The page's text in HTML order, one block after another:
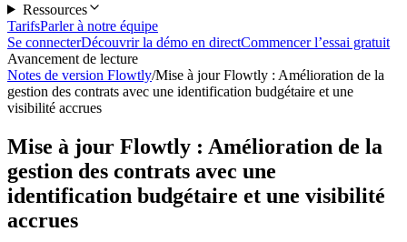
Ressources
TarifsParler à notre équipe
Se connecterDécouvrir la démo en directCommencer l’essai gratuit
Avancement de lecture
Notes de version Flowtly/Mise à jour Flowtly : Amélioration de la
gestion des contrats avec une identification budgétaire et une
visibilité accrues
Mise à jour Flowtly : Amélioration de la
gestion des contrats avec une
identification budgétaire et une visibilité
accrues